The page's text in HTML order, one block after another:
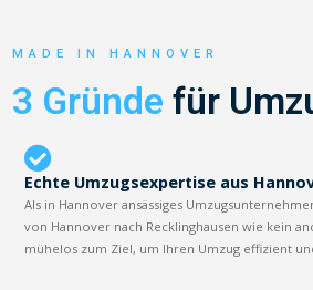
MADE IN HANNOVER
3 Gründe für
Echte Umzugsexpertise aus
Als in Hannover ansässiges
von Hannover nach Recklinghausen wie kein
mühelos zum Ziel, um Ihren Umzug effizient